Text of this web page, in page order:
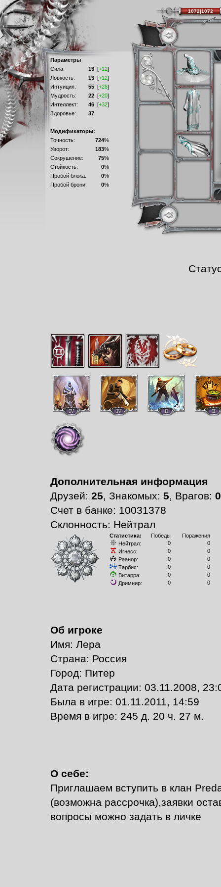
Параметры
Сила:
13 [+12]
Ловкость:
13 [+12]
Интуиция:
55 [+28]
Мудрость:
22 [+20]
Интеллект:
46 [+32]
Здоровье:
37
Модификаторы:
Точность:
724%
Уворот:
183%
Сокрушение:
75%
Стойкость:
0%
Пробой блока:
0%
Пробой брони:
0%
Дополнительная информация
Друзей: 25, Знакомых: 5, Врагов: 0
Счет в банке: 10031378
Склонность: Нейтрал
Статистика: Победы
Поражения
Нейтрал:
0
0
Игнесс:
0
0
Раанор:
0
0
Тарбис:
0
0
Витарра:
0
0
Дримнир:
0 0
Об игроке
Имя: Лера
Страна: Россия
Город: Питер
Дата регистрации: 03.11.2008,
Былa в игре: 01.11.2011, 14:59
Время в игре: 245 д. 20 ч. 27 м.
О себе:
Приглашаем вступить в клан
(возможна рассрочка),заявки
вопросы можно задать в личке
1072|1072